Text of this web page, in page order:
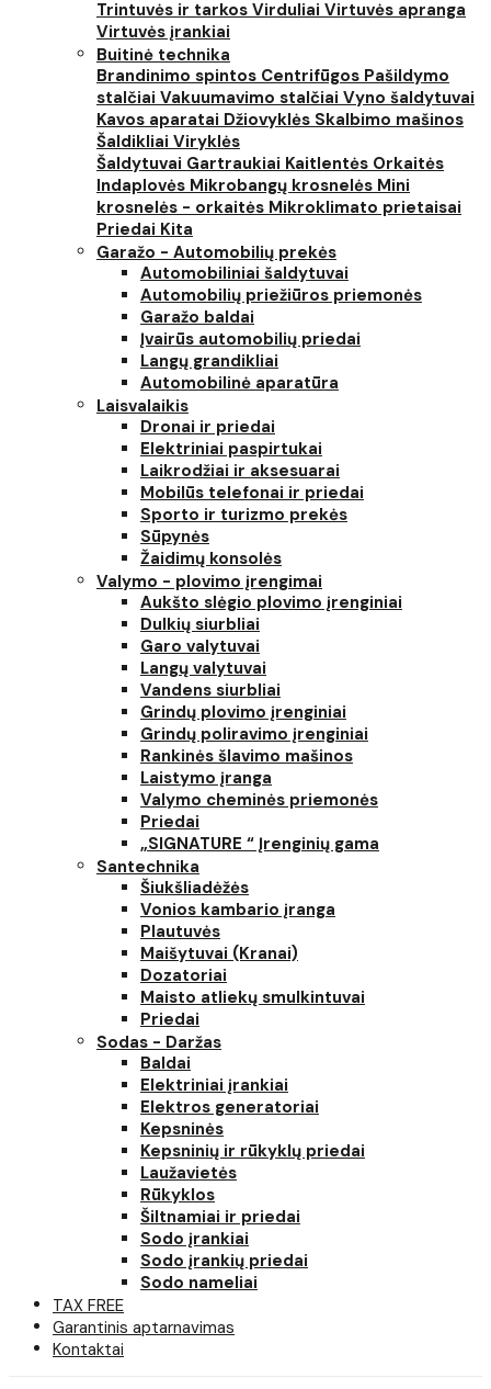
Trintuvės ir tarkos Virduliai Virtuvės apranga
Virtuvės įrankiai
Buitinė technika
Brandinimo spintos Centrifūgos Pašildymo
stalčiai Vakuumavimo stalčiai Vyno šaldytuvai
Kavos aparatai Džiovyklės Skalbimo mašinos
Šaldikliai Viryklės
Šaldytuvai Gartraukiai Kaitlentės Orkaitės
Indaplovės Mikrobangų krosnelės Mini
krosnelės - orkaitės Mikroklimato prietaisai
Priedai Kita
Garažo - Automobilių prekės
Automobiliniai šaldytuvai
Automobilių priežiūros priemonės
Garažo baldai
Įvairūs automobilių priedai
Langų grandikliai
Automobilinė aparatūra
Laisvalaikis
Dronai ir priedai
Elektriniai paspirtukai
Laikrodžiai ir aksesuarai
Mobilūs telefonai ir priedai
Sporto ir turizmo prekės
Sūpynės
Žaidimų konsolės
Valymo - plovimo įrengimai
Aukšto slėgio plovimo įrenginiai
Dulkių siurbliai
Garo valytuvai
Langų valytuvai
Vandens siurbliai
Grindų plovimo įrenginiai
Grindų poliravimo įrenginiai
Rankinės šlavimo mašinos
Laistymo įranga
Valymo cheminės priemonės
Priedai
„SIGNATURE “ Įrenginių gama
Santechnika
Šiukšliadėžės
Vonios kambario įranga
Plautuvės
Maišytuvai (Kranai)
Dozatoriai
Maisto atliekų smulkintuvai
Priedai
Sodas - Daržas
Baldai
Elektriniai įrankiai
Elektros generatoriai
Kepsninės
Kepsninių ir rūkyklų priedai
Laužavietės
Rūkyklos
Šiltnamiai ir priedai
Sodo įrankiai
Sodo įrankių priedai
Sodo nameliai
TAX FREE
Garantinis aptarnavimas
Kontaktai